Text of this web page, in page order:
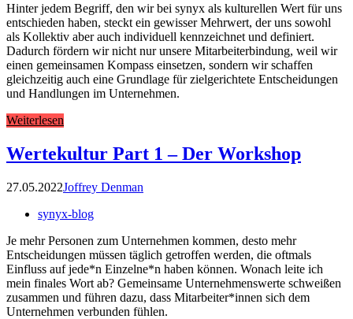
Hinter jedem Begriff, den wir bei synyx als kulturellen Wert für uns
entschieden haben, steckt ein gewisser Mehrwert, der uns sowohl
als Kollektiv aber auch individuell kennzeichnet und definiert.
Dadurch fördern wir nicht nur unsere Mitarbeiterbindung, weil wir
einen gemeinsamen Kompass einsetzen, sondern wir schaffen
gleichzeitig auch eine Grundlage für zielgerichtete Entscheidungen
und Handlungen im Unternehmen.
Weiterlesen
Wertekultur Part 1 – Der Workshop
27.05.2022Joffrey Denman
synyx-blog
Je mehr Personen zum Unternehmen kommen, desto mehr
Entscheidungen müssen täglich getroffen werden, die oftmals
Einfluss auf jede*n Einzelne*n haben können. Wonach leite ich
mein finales Wort ab? Gemeinsame Unternehmenswerte schweißen
zusammen und führen dazu, dass Mitarbeiter*innen sich dem
Unternehmen verbunden fühlen.